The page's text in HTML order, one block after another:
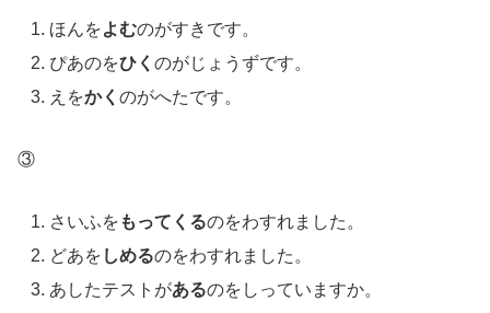
ほんをよむのがすきです。
ぴあのをひくのがじょうずです。
えをかくのがへたです。
③
さいふを もってくるのをわすれました。
どあを しめるのをわすれました。
あしたテストがあるのをしっていますか。